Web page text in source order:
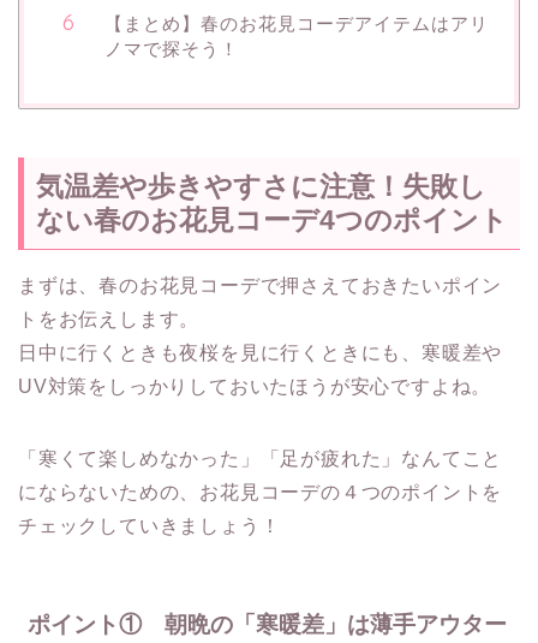
【まとめ】春のお花見コーデアイテムはアリ
ノマで探そう！
気温差や歩きやすさに注意！失敗し
ない春のお花見コーデ4つのポイント
まずは、春のお花見コーデで押さえておきたいポイン
トをお伝えします。
日中に行くときも夜桜を見に行くときにも、寒暖差や
UV対策をしっかりしておいたほうが安心ですよね。
「寒くて楽しめなかった」「足が疲れた」なんてこと
にならないための、お花見コーデの４つのポイントを
チェックしていきましょう！
ポイント① 朝晩の「寒暖差」は薄手アウター